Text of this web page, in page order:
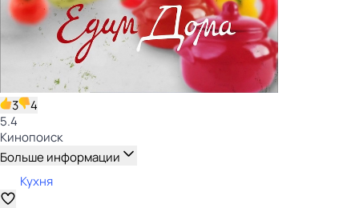
3
4
5.4
Кинопоиск
Больше информации
Кухня